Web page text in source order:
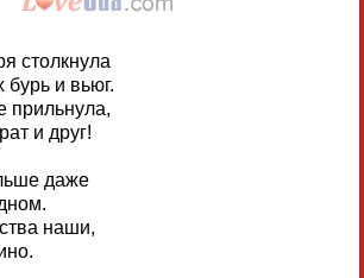
столкнула
бурь и вьюг.
прильнула,
и друг!
даже
наши,